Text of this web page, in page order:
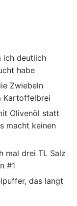
ich deutlich
habe
Zwiebeln
Kartoffelbrei
Olivenöl statt
macht keinen
mal drei TL Salz
#1
das langt